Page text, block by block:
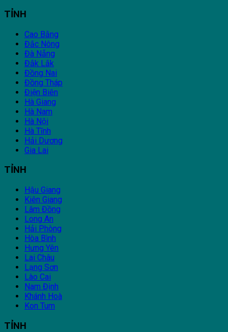
TỈNH
Cao Bằng
Đắc Nông
Đà Nẵng
Đắk Lắk
Đồng Nai
Đồng Tháp
Điện Biên
Hà Giang
Hà Nam
Hà Nội
Hà Tĩnh
Hải Dương
Gia Lai
TỈNH
Hậu Giang
Kiên Giang
Lâm Đồng
Long An
Hải Phòng
Hòa Bình
Hưng Yên
Lai Châu
Lạng Sơn
Lào Cai
Nam Định
Khánh Hoà
Kon Tum
TỈNH